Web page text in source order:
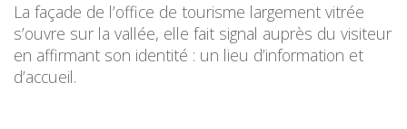
La façade de l’office de tourisme largement vitrée
s’ouvre sur la vallée, elle fait signal auprès du visiteur
en affirmant son identité : un lieu d’information et
d’accueil.